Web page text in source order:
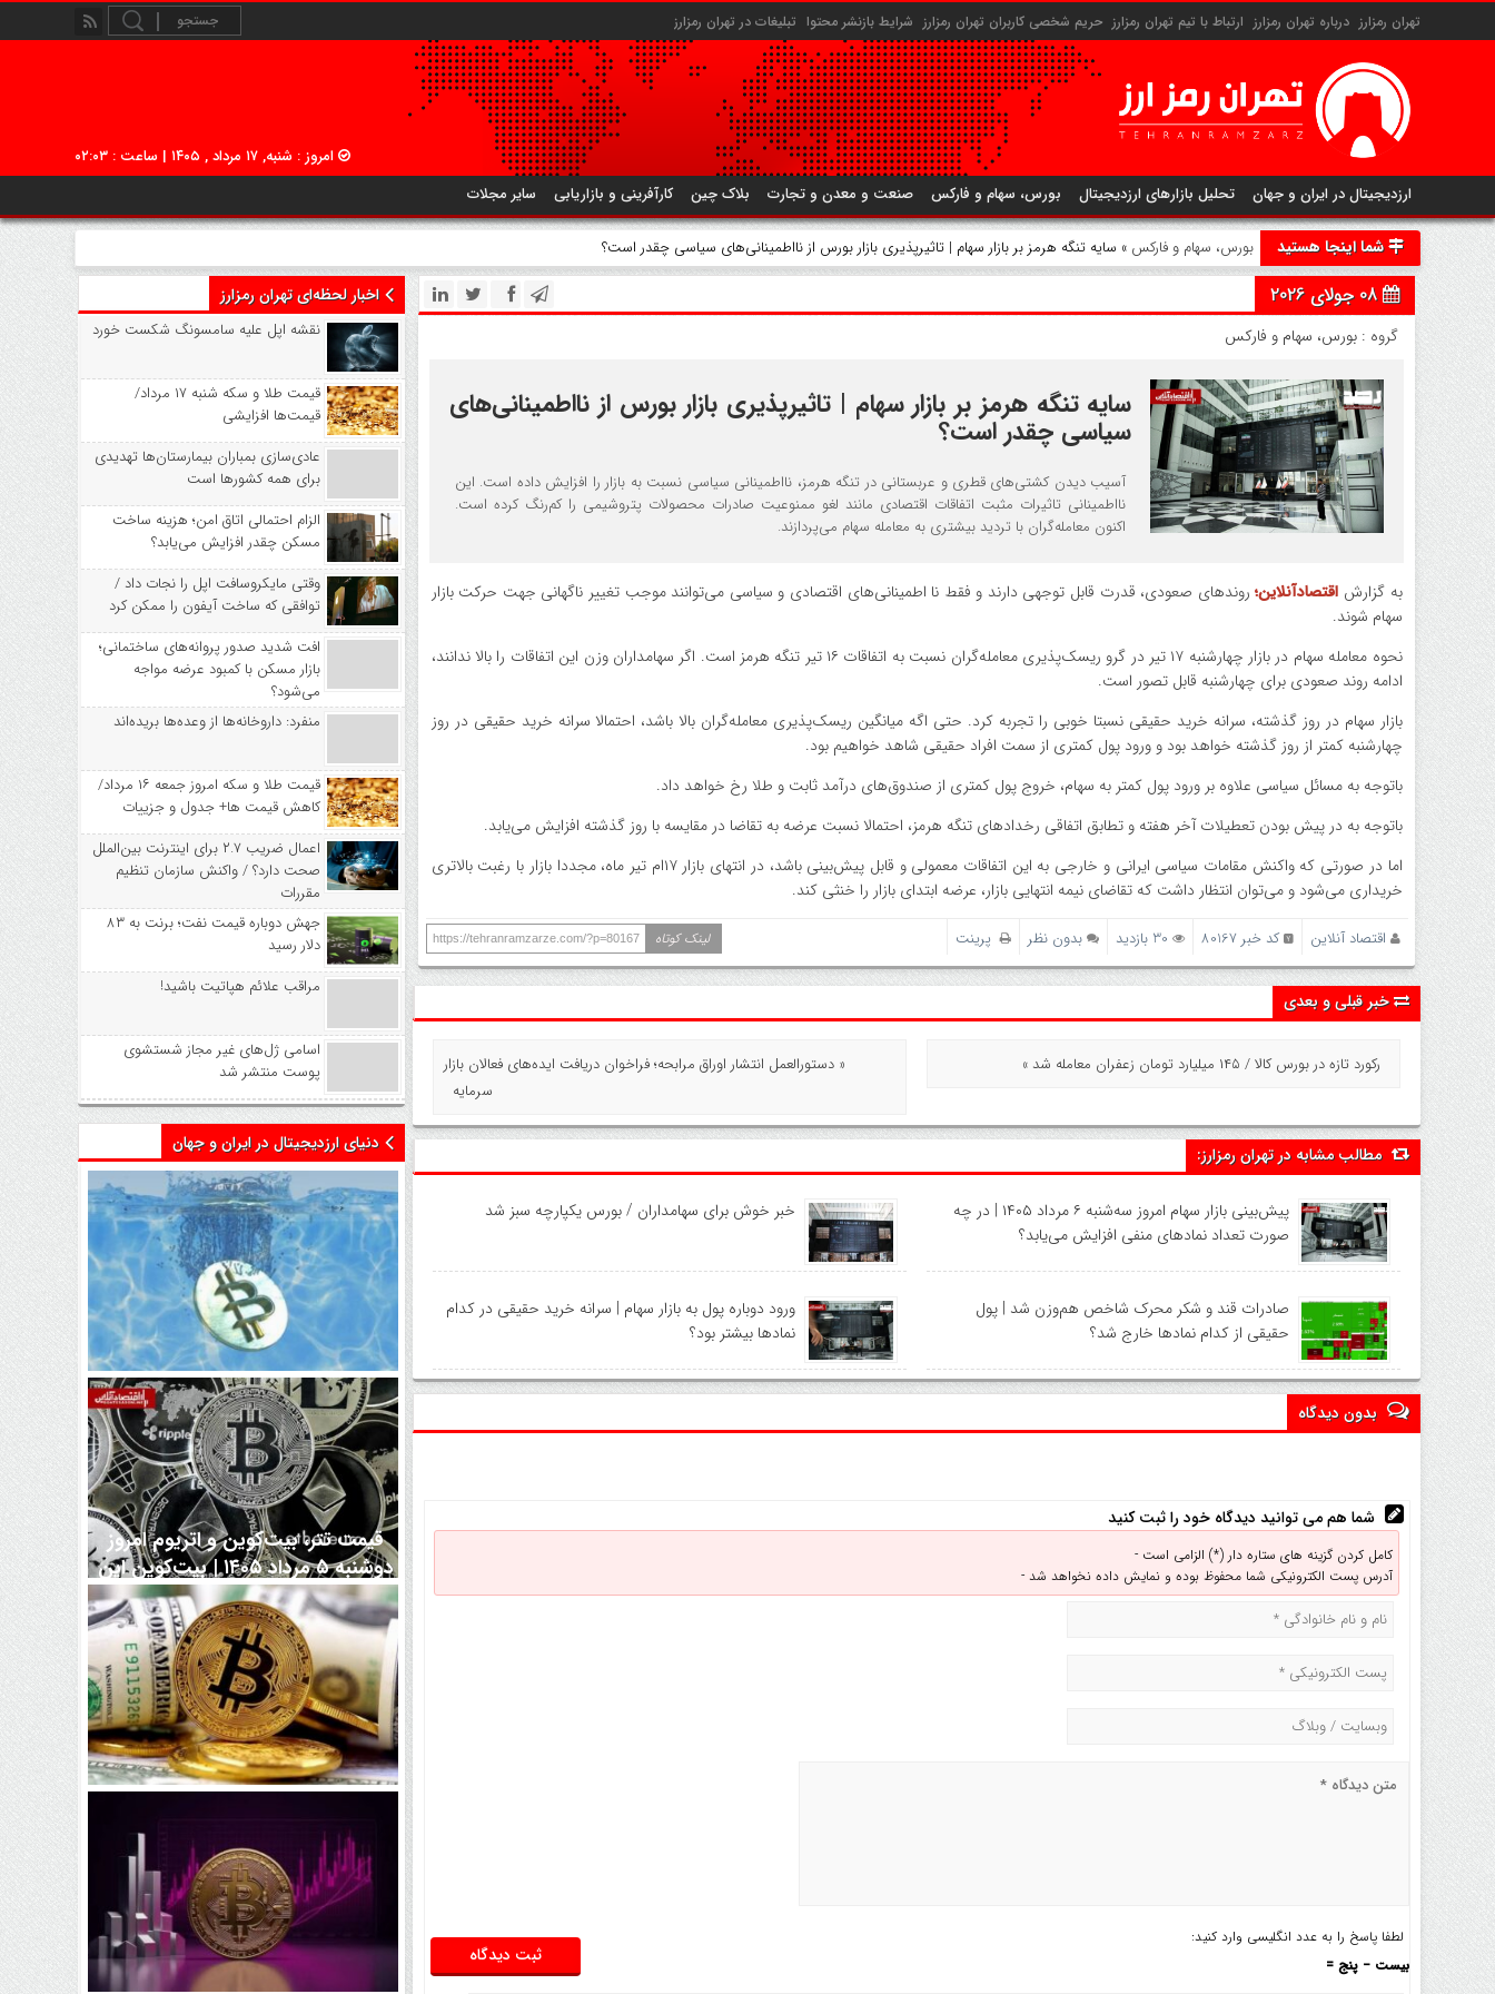
تهران رمزارز درباره تهران رمزارز ارتباط با تیم تهران رمزارز حریم شخصی کاربران تهران رمزارز شرایط بازنشر محتوا تبلیغات در تهران رمزارز
امروز : شنبه, ۱۷ مرداد , ۱۴۰۵ | ساعت : ۰۲:۰۳
ارزدیجیتال در ایران و جهان
تحلیل بازارهای ارزدیجیتال بورس، سهام و فارکس صنعت و معدن و تجارت بلاک چین کارآفرینی و بازاریابی سایر مجلات
شما اینجا هستید بورس، سهام و فارکس » سایه تنگه هرمز بر بازار سهام | تاثیرپذیری بازار بورس از نااطمینانی‌های سیاسی چقدر است؟
08 جولای 2026
گروه :بورس، سهام و فارکس
سایه تنگه هرمز بر بازار سهام | تاثیرپذیری بازار بورس از نااطمینانی‌های
سیاسی چقدر است؟
آسیب دیدن کشتی‌های قطری و عربستانی در تنگه هرمز، نااطمینانی سیاسی نسبت به بازار را افزایش داده است. این
نااطمینانی تاثیرات مثبت اتفاقات اقتصادی مانند لغو ممنوعیت صادرات محصولات پتروشیمی را کم‌رنگ کرده است.
اکنون معامله‌گران با تردید بیشتری به معامله سهام می‌پردازند.
به گزارش اقتصادآنلاین؛روند‌های صعودی، قدرت قابل توجهی دارند و فقط نا اطمینانی‌های اقتصادی و سیاسی می‌توانند موجب تغییر ناگهانی جهت حرکت بازار
سهام شوند.
نحوه معامله سهام در بازار چهارشنبه ۱۷ تیر در گرو ریسک‌پذیری معامله‌گران نسبت به اتفاقات ۱۶ تیر تنگه هرمز است. اگر سهامداران وزن این اتفاقات را بالا ندانند،
ادامه روند صعودی برای چهارشنبه قابل تصور است.
بازار سهام در روز گذشته، سرانه خرید حقیقی نسبتا خوبی را تجربه کرد. حتی اگه میانگین ریسک‌پذیری معامله‌گران بالا باشد، احتمالا سرانه خرید حقیقی در روز
چهارشنبه کمتر از روز گذشته خواهد بود و ورود پول کمتری از سمت افراد حقیقی شاهد خواهیم بود.
باتوجه به مسائل سیاسی علاوه بر ورود پول کمتر به سهام، خروج پول کمتری از صندوق‌های درآمد ثابت و طلا رخ خواهد داد.
باتوجه به در پیش بودن تعطیلات آخر هفته و تطابق اتفاقی رخداد‌های تنگه هرمز، احتمالا نسبت عرضه به تقاضا در مقایسه با روز گذشته افزایش می‌یابد.
اما در صورتی که واکنش مقامات سیاسی ایرانی و خارجی به این اتفاقات معمولی و قابل پیش‌بینی باشد، در انتهای بازار ۱۷‌ام تیر ماه، مجددا بازار با رغبت بالاتری
خریداری می‌شود و می‌توان انتظار داشت که تقاضای نیمه انتهایی بازار، عرضه ابتدای بازار را خنثی کند.
اقتصاد آنلاین کد خبر 80167 بدون نظر پرینت لینک کوتاه https://tehranramzarze.com/?p=80167
خبر قبلی و بعدی
رکورد تازه در بورس کالا / ۱۴۵ میلیارد تومان زعفران معامله شد »
« دستورالعمل انتشار اوراق مرابحه؛ فراخوان دریافت ایده‌های فعالان بازار
سرمایه
مطالب مشابه در تهران رمزارز:
پیش‌بینی بازار سهام امروز سه‌شنبه ۶ مرداد ۱۴۰۵ | در چه
صورت تعداد نماد‌های منفی افزایش می‌یابد؟
خبر خوش برای سهامداران / بورس یکپارچه سبز شد
صادرات قند و شکر محرک شاخص هم‌وزن شد | پول
حقیقی از کدام نماد‌ها خارج شد؟
ورود دوباره پول به بازار سهام | سرانه خرید حقیقی در کدام
نماد‌ها بیشتر بود؟
بدون دیدگاه
شما هم می توانید دیدگاه خود را ثبت کنید
کامل کردن گزینه های ستاره دار (*) الزامی است -
آدرس پست الکترونیکی شما محفوظ بوده و نمایش داده نخواهد شد -
لطفا پاسخ را به عدد انگلیسی وارد کنید:
بیست − پنج =
اخبار لحظه‌ای تهران رمزارز
نقشه اپل علیه سامسونگ شکست خورد
قیمت طلا و سکه شنبه ۱۷ مرداد/
قیمت‌ها افزایشی
عادی‌سازی بمباران بیمارستان‌ها تهدیدی
برای همه کشورها است
الزام احتمالی اتاق امن؛ هزینه ساخت
مسکن چقدر افزایش می‌یابد؟
وقتی مایکروسافت اپل را نجات داد /
توافقی که ساخت آیفون را ممکن کرد
افت شدید صدور پروانه‌های ساختمانی؛
بازار مسکن با کمبود عرضه مواجه
می‌شود؟
منفرد: داروخانه‌ها از وعده‌ها بریده‌اند
قیمت طلا و سکه امروز جمعه ۱۶ مرداد/
کاهش قیمت ها+ جدول و جزییات
اعمال ضریب ۲.۷ برای اینترنت بین‌الملل
صحت دارد؟ / واکنش سازمان تنظیم
مقررات
جهش دوباره قیمت نفت؛ برنت به ۸۳
دلار رسید
مراقب علائم هپاتیت باشید!
اسامی ژل‌های غیر مجاز شستشوی
پوست منتشر شد
دنیای ارزدیجیتال در ایران و جهان
اتفاق تاریخی در بازار رمزارزها /
بیت‌کوین سبز شد
قیمت تتر، بیت‌کوین و اتریوم امروز
دوشنبه ۵ مرداد ۱۴۰۵ | بیت‌کوین این
مرز را از دست بدهد، همه‌چیز تغییر
می‌کند
رقابت پنهان دولت‌ها بر سر بیت‌کوین/
۱۰ کشور برتر کدامند؟